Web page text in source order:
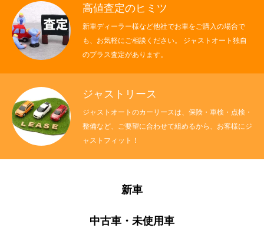
高値査定のヒミツ
新車ディーラー様など他社でお車をご購入の場合で
も、お気軽にご相談ください。 ジャストオート独自
のプラス査定があります。
ジャストリース
ジャストオートのカーリースは、保険・車検・点検・
整備など、ご要望に合わせて組めるから、お客様にジ
ャストフィット！
新車
中古車・未使用車